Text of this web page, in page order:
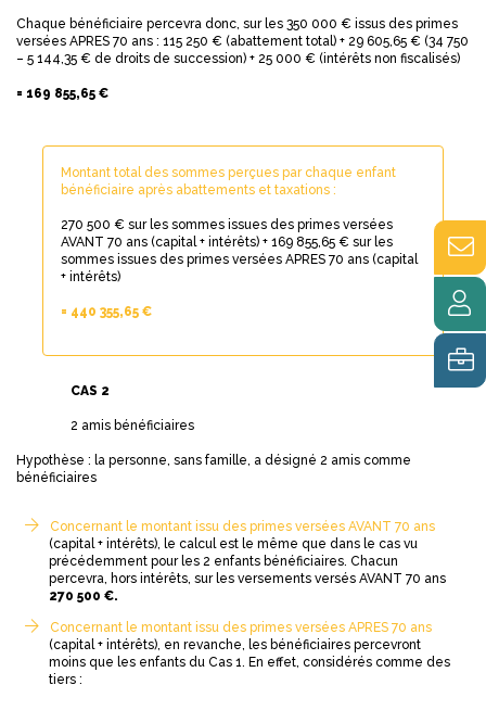
Chaque bénéficiaire percevra donc, sur les 350 000 € issus des primes
versées APRES 70 ans : 115 250 € (abattement total) + 29 605,65 € (34 750
– 5 144,35 € de droits de succession) + 25 000 € (intérêts non fiscalisés)
= 169 855,65 €
Montant total des sommes perçues par chaque enfant
bénéficiaire après abattements et taxations :
270 500 € sur les sommes issues des primes versées
AVANT 70 ans (capital + intérêts) + 169 855,65 € sur les
sommes issues des primes versées APRES 70 ans (capital
+ intérêts)
= 440 355,65 €
CAS 2
2 amis bénéficiaires
Hypothèse : la personne, sans famille, a désigné 2 amis comme
bénéficiaires
Concernant le montant issu des primes versées AVANT 70 ans
(capital + intérêts), le calcul est le même que dans le cas vu
précédemment pour les 2 enfants bénéficiaires. Chacun
percevra, hors intérêts, sur les versements versés AVANT 70 ans
270 500 €.
Concernant le montant issu des primes versées APRES 70 ans
(capital + intérêts), en revanche, les bénéficiaires percevront
moins que les enfants du Cas 1. En effet, considérés comme des
tiers :